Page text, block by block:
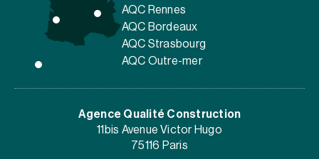
AQC Rennes
AQC Bordeaux
AQC Strasbourg
AQC Outre-mer
Agence Qualité Construction
11bis Avenue Victor Hugo
75116 Paris